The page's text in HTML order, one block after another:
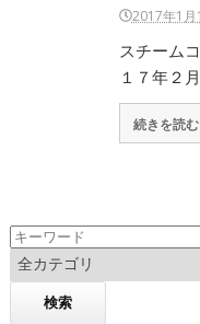
2017年1月
スチーム
１７年２
続きを読む